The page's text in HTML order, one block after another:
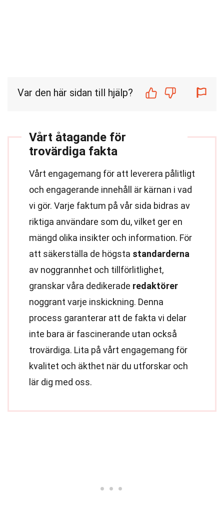
Var den här sidan till hjälp?
Vårt åtagande för
trovärdiga fakta
Vårt engagemang för att leverera pålitligt
och engagerande innehåll är kärnan i vad
vi gör. Varje faktum på vår sida bidras av
riktiga användare som du, vilket ger en
mängd olika insikter och information. För
att säkerställa de högsta standarderna
av noggrannhet och tillförlitlighet,
granskar våra dedikerade redaktörer
noggrant varje inskickning. Denna
process garanterar att de fakta vi delar
inte bara är fascinerande utan också
trovärdiga. Lita på vårt engagemang för
kvalitet och äkthet när du utforskar och
lär dig med oss.